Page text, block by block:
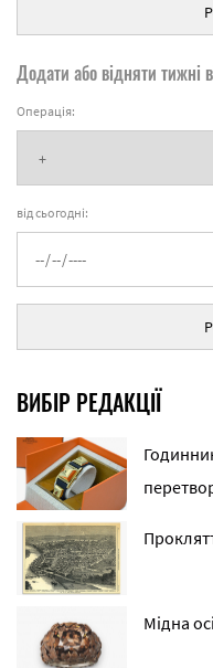
Додати або відняти тижні
Операція:
від сьогодні:
ВИБІР РЕДАКЦІЇ
Мідна